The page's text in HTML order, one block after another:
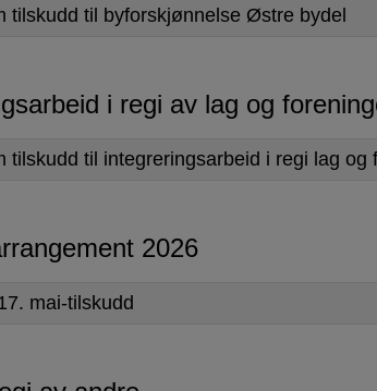
tilskudd til byforskjønnelse Østre bydel
i regi av lag og
tilskudd til integreringsarbeid i regi lag og
2026
mai-tilskudd